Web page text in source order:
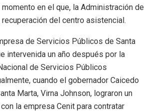
en el que, la Administración de
del centro asistencial.
de Servicios Públicos de Santa
intervenida un año después por la
de Servicios Públicos
cuando el gobernador Caicedo
Marta, Virna Johnson, lograron un
la empresa Cenit para contratar